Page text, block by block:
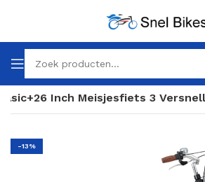
Inch Meisjesfiets 3
-13%